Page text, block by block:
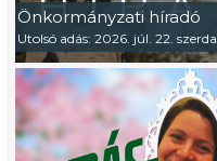
Önkormányzati híradó
Utolsó adás: 2026. júl. 22. szerda